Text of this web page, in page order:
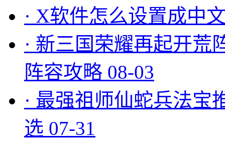
· X软件怎么设置成中
· 新三国荣耀再起开荒
阵容攻略 08-03
· 最强祖师仙蛇兵法宝
选 07-31